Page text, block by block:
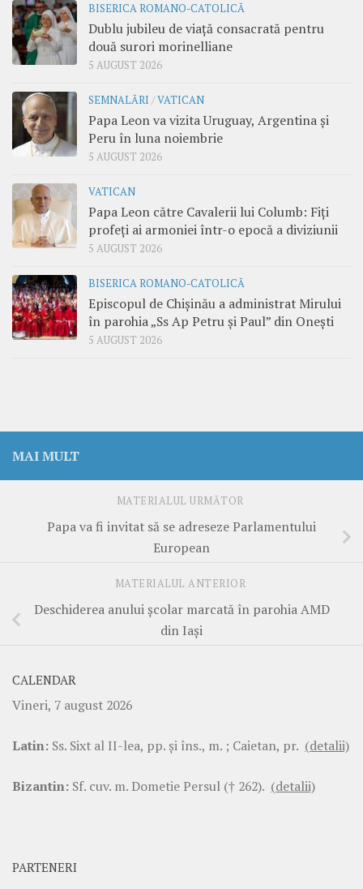
BISERICA ROMANO-CATOLICĂ
Dublu jubileu de viață consacrată pentru
două surori morinelliane
5 AUGUST 2026
SEMNALĂRI /VATICAN
Papa Leon va vizita Uruguay, Argentina și
Peru în luna noiembrie
5 AUGUST 2026
VATICAN
Papa Leon către Cavalerii lui Columb: Fiți
profeți ai armoniei într-o epocă a diviziunii
5 AUGUST 2026
BISERICA ROMANO-CATOLICĂ
Episcopul de Chișinău a administrat Mirului
în parohia „Ss Ap Petru și Paul” din Onești
5 AUGUST 2026
MAI MULT
MATERIALUL URMĂTOR
Papa va fi invitat să se adreseze Parlamentului
European
MATERIALUL ANTERIOR
Deschiderea anului şcolar marcată în parohia AMD
din Iaşi
CALENDAR
Vineri, 7 august 2026
Latin: Ss. Sixt al II-lea, pp. şi îns., m. ; Caietan, pr. (detalii)
Bizantin: Sf. cuv. m. Dometie Persul († 262). (detalii)
PARTENERI